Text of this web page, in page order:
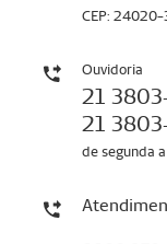
CEP:
Ouvidoria
21
21
de segunda